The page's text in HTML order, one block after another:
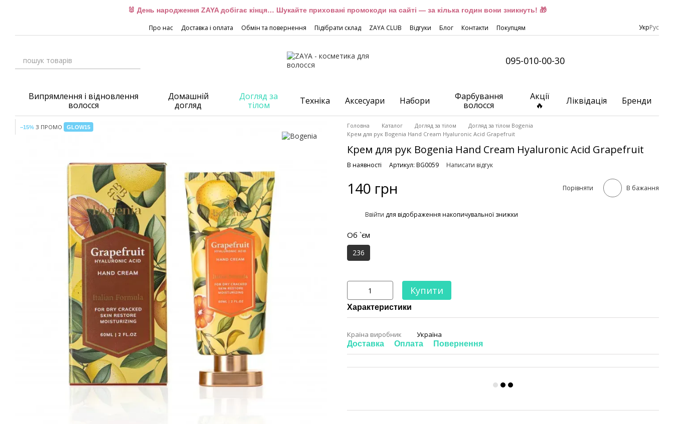
🐰 День народження ZAYA добігає кінця… Шукайте приховані промокоди на сайті — за кілька годин вони зникнуть! 🎁
Про нас Доставка і оплата Обмін та повернення Підібрати склад ZAYA CLUB Відгуки Блог Контакти Покупцям УкрРус
095-010-00-30
Випрямлення і відновлення
волосся
Домашній
догляд
Догляд за
тілом
Техніка Аксесуари Набори
Фарбування
волосся
Акції
🔥
Ліквідація Бренди
−15% З ПРОМО GLOW15 Головна Каталог Догляд за тілом
Догляд за тілом Bogenia
Крем для рук Bogenia Hand Cream Hyaluronic Acid Grapefruit
Крем для рук Bogenia Hand Cream Hyaluronic Acid Grapefruit
В наявності Артикул: BG0059 Написати відгук
140 грн Порівняти В бажання
Ввійти для відображення накопичувальної знижки
Об `єм
236
Купити
Характеристики
Країна виробник Україна
Доставка Оплата Повернення